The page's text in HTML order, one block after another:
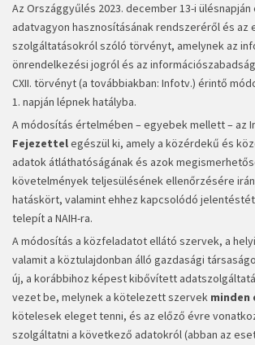
Az Országgyűlés 2023. december 13-i
adatvagyon hasznosításának rendszeréről és az
szolgáltatásokról szóló törvényt, amelynek az
önrendelkezési jogról és az
CXII. törvényt (a továbbiakban: Infotv.) érintő
1. napján lépnek hatályba.
A módosítás értelmében – egyebek mellett – az
Fejezettelegészül ki, amely a közérdekű és
adatok átláthatóságának és azok
követelmények teljesülésének ellenőrzésére
hatáskört, valamint ehhez kapcsolódó
telepít a NAIH-ra.
A módosítás a közfeladatot ellátó szervek, a
valamit a köztulajdonban álló gazdasági
új, a korábbihoz képest kibővített
vezet be, melynek a kötelezett szervek minden
kötelesek eleget tenni, és az előző évre
szolgáltatni a következő adatokról (abban az